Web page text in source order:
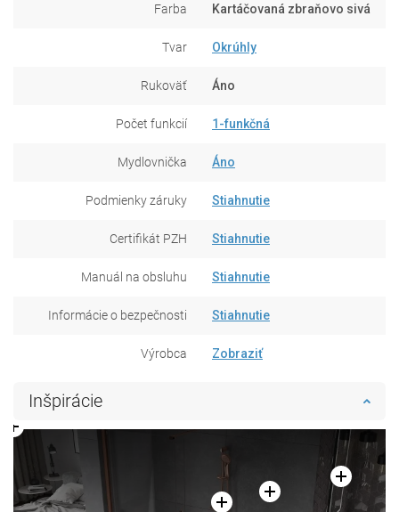
Farba Kartáčovaná zbraňovo sivá
Tvar Okrúhly
Rukoväť Áno
Počet funkcií 1-funkčná
Mydlovnička Áno
Podmienky záruky Stiahnutie
Certifikát PZH Stiahnutie
Manuál na obsluhu Stiahnutie
Informácie o bezpečnosti Stiahnutie
Výrobca Zobraziť
Inšpirácie